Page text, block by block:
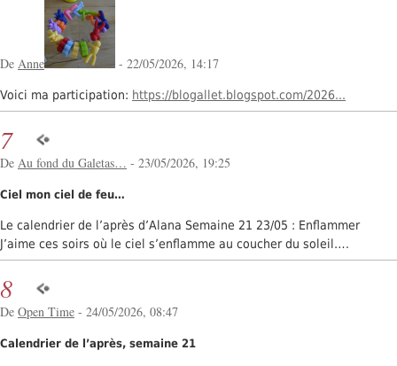
De Anne - 22/05/2026, 14:17
Voici ma participation: https://blogallet.blogspot.com/2026...
7
De Au fond du Galetas… - 23/05/2026, 19:25
Ciel mon ciel de feu…
Le calendrier de l’après d’Alana Semaine 21 23/05 : Enflammer
J’aime ces soirs où le ciel s’enflamme au coucher du soleil….
8
De Open Time - 24/05/2026, 08:47
Calendrier de l’après, semaine 21